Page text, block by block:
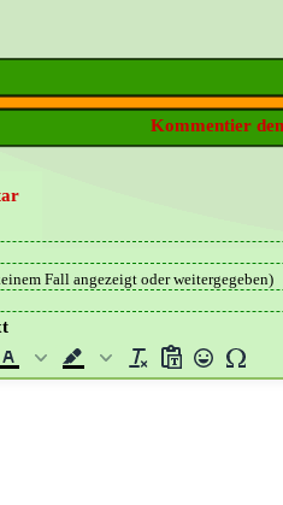
Kommentier
Fall angezeigt oder weitergegeben)